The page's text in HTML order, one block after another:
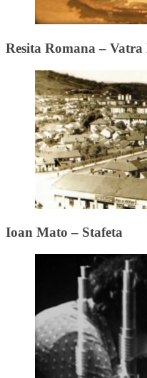
Resita Romana –
Ioan Mato – Stafeta